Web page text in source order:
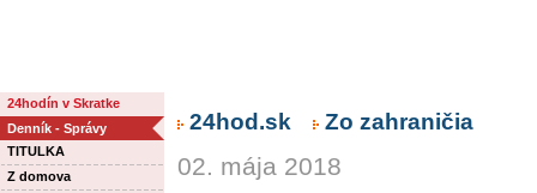
24hodín v Skratke
Denník - Správy
TITULKA
Z domova
24hod.sk Zo zahraničia
02. mája 2018